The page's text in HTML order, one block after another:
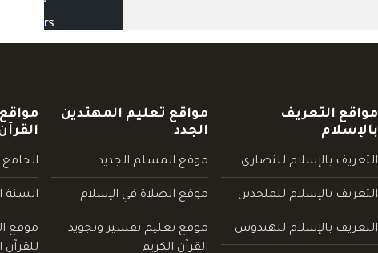
مواقع التعريف
بالإسلام
التعريف بالإسلام للنصارى
التعريف بالإسلام للملحدين
التعريف بالإسلام للهندوس
مواقع تعليم المهتدين
الجدد
موقع المسلم الجديد
موقع الصلاة في الإسلام
موقع تعليم تفسير وتجويد
القرآن الكريم
الجامع
السنة
موقع
للقرآن